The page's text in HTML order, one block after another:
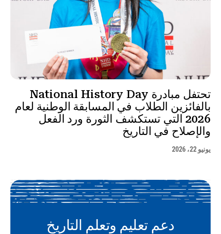
تحتفل مبادرة National History Day
بالفائزين الطلاب في المسابقة الوطنية لعام
2026 التي تستكشف الثورة ورد الفعل
والإصلاح في التاريخ
يونيو 22، 2026
دعم تعليم وتعلم التاريخ